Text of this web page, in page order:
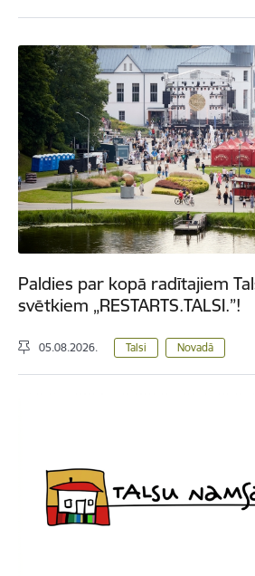
Paldies par kopā radītajiem
svētkiem „RESTARTS.TALSI.”!
05.08.2026. Talsi Novadā